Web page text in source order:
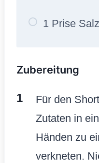
1 Prise Salz
Zubereitung
Für den
Zutaten in
Händen zu
verkneten.